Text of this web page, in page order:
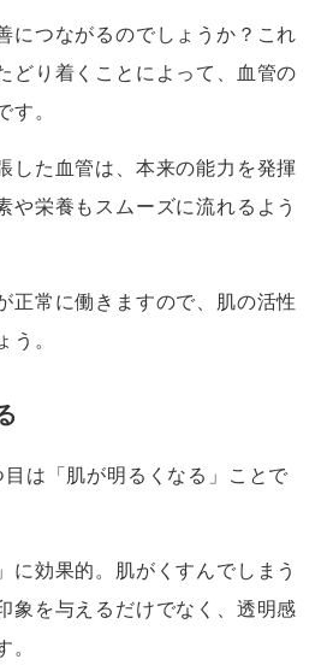
につながるのでしょうか？これ
どり着くことによって、血管の
す。
した血管は、本来の能力を発揮
や栄養もスムーズに流れるよう
正常に働きますので、肌の活性
う。
は「肌が明るくなる」ことで
に効果的。肌がくすんでしまう
象を与えるだけでなく、透明感
。